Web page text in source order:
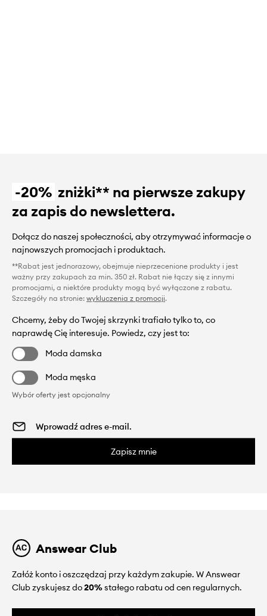
-20% zniżki** na pierwsze zakupy
za zapis do newslettera.
Dołącz do naszej społeczności, aby otrzymywać informacje o
najnowszych promocjach i produktach.
**Rabat jest jednorazowy, obejmuje nieprzecenione produkty i jest
ważny przy zakupach za min. 350 zł. Rabat nie łączy się z innymi
promocjami, a niektóre produkty mogą być wyłączone z rabatu.
Szczegóły na stronie: wykluczenia z promocji.
Chcemy, żeby do Twojej skrzynki trafiało tylko to, co
naprawdę Cię interesuje. Powiedz, czy jest to:
Moda damska
Moda męska
Wybór oferty jest opcjonalny
Zapisz mnie
Answear Club
Załóż konto i oszczędzaj przy każdym zakupie. W Answear
Club zyskujesz do20%stałego rabatu od cen regularnych.